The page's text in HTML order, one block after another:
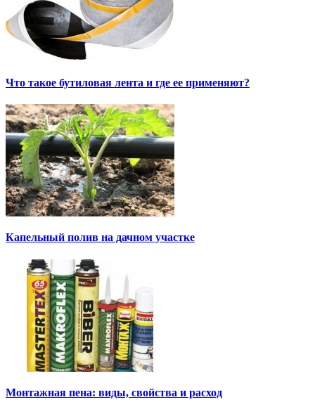
Что такое бутиловая лента и где ее применяют?
Капельный полив на дачном участке
Монтажная пена: виды, свойства и расход